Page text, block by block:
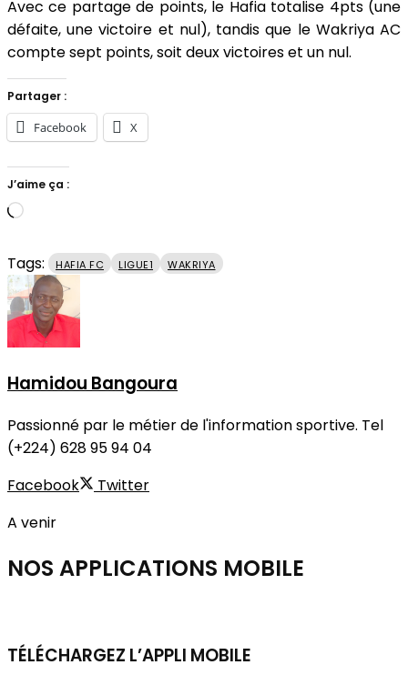
Avec ce partage de points, le Hafia totalise 4pts (une
défaite, une victoire et nul), tandis que le Wakriya AC
compte sept points, soit deux victoires et un nul.
Partager :
Facebook X
J’aime ça :
Chargement…
Tags: HAFIA FC LIGUE1 WAKRIYA
Hamidou Bangoura
Passionné par le métier de l'information sportive. Tel
(+224) 628 95 94 04
Facebook
Twitter
A venir
NOS APPLICATIONS MOBILE
TÉLÉCHARGEZ L’APPLI MOBILE